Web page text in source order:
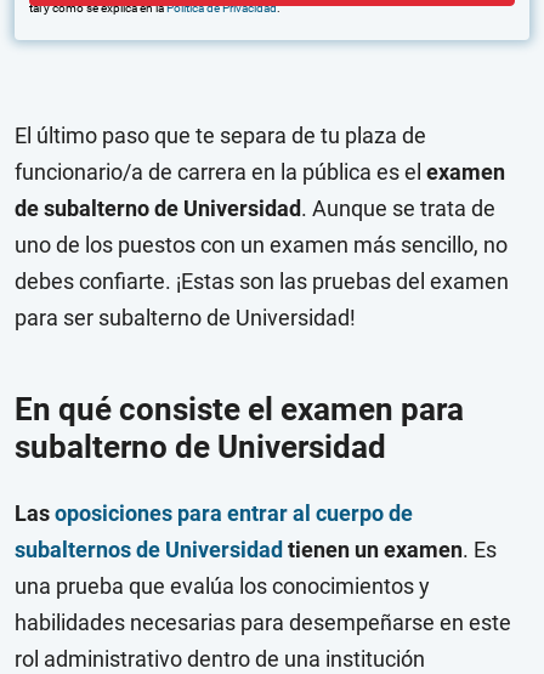
tal y como se explica en laPolítica de Privacidad.
El último paso que te separa de tu plaza de
funcionario/a de carrera en la pública es el examen
de subalterno de Universidad. Aunque se trata de
uno de los puestos con un examen más sencillo, no
debes confiarte. ¡Estas son las pruebas del examen
para ser subalterno de Universidad!
En qué consiste el examen para
subalterno de Universidad
Lasoposiciones para entrar al cuerpo de
subalternos de Universidad tienen un examen. Es
una prueba que evalúa los conocimientos y
habilidades necesarias para desempeñarse en este
rol administrativo dentro de una institución